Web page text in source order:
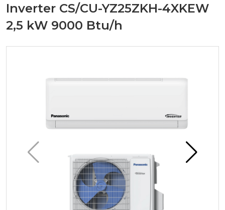
Inverter CS/CU-YZ25ZKH-4XKEW
2,5 kW 9000 Btu/h